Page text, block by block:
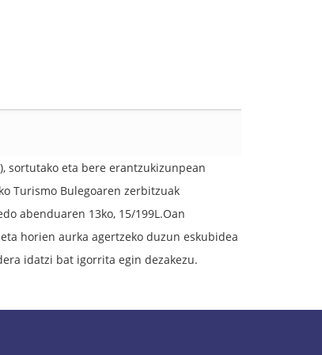
sortutako eta bere erantzukizunpean
Turismo Bulegoaren zerbitzuak
abenduaren 13ko, 15/199L.Oan
horien aurka agertzeko duzun eskubidea
idatzi bat igorrita egin dezakezu.